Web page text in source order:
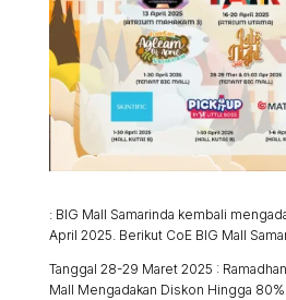
: BIG Mall Samarinda kembali
April 2025. Berikut CoE BIG Mall
Tanggal 28-29 Maret 2025 :
Mall Mengadakan Diskon Hingga